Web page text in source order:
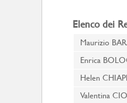
Elenco dei
Maurizio
Enrica
Helen
Valentina